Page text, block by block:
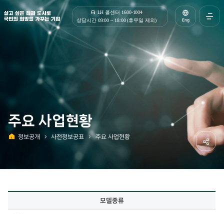
살고 싶은 집과 도시로 국민의 희망을 가꾸는 기업 | 한국토지주택공사
LH 콜센터 1600-1004
상담시간 09:00 ~ 18:00 (휴무일 제외)
Eng
주요 사업현황
정보공개 사전정보공표 주요 사업현황
모델종류